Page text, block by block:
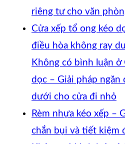
riêng tư cho văn
Cửa xếp tổ ong kéo
điều hòa không ray
Không có bình luận ở
dọc – Giải pháp ngăn
dưới cho cửa đi nhỏ
Rèm nhựa kéo xếp –
chắn bụi và tiết kiệm